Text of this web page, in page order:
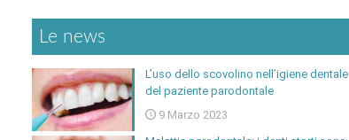
Le news
L’uso dello scovolino nell’igiene dentale
del paziente parodontale
9 Marzo 2023